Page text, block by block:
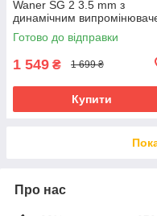
Waner SG 2 3.5 mm з
динамічним
(Чорний)
Готово до відправки
1 549 ₴ 1 699 ₴
Купити
Про нас